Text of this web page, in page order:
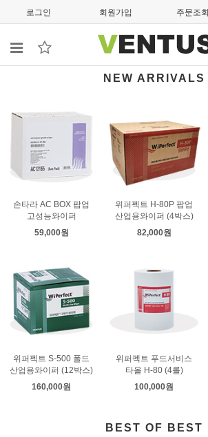
로그인 회원가입 주문조회
NEW ARRIVALS
손타라 AC BOX 팝업
고성능와이퍼
59,000원
위퍼펙트 H-80P 팝업
산업용와이퍼 (4박스)
82,000원
위퍼펙트 S-500 폴드
산업용와이퍼 (12박스)
160,000원
위퍼펙트 푸드서비스
타올 H-80 (4롤)
100,000원
BEST OF BEST